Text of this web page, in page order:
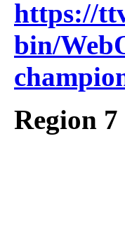
https://
bin/
Region 7